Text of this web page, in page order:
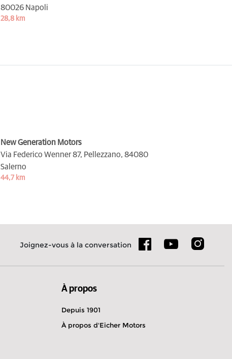
80026 Napoli
28,8 km
New Generation Motors
Via Federico Wenner 87, Pellezzano, 84080
Salerno
44,7 km
Joignez-vous à la conversation
À propos
Depuis 1901
À propos d'Eicher Motors